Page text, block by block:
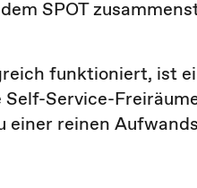
SPOT
funktioniert, ist
Service-
reinen